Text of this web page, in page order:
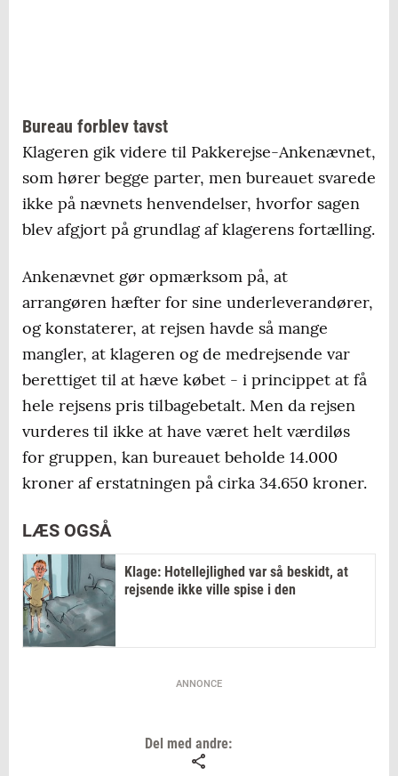
Bureau forblev tavst
Klageren gik videre til Pakkerejse-Ankenævnet,
som hører begge parter, men bureauet svarede
ikke på nævnets henvendelser, hvorfor sagen
blev afgjort på grundlag af klagerens fortælling.
Ankenævnet gør opmærksom på, at
arrangøren hæfter for sine underleverandører,
og konstaterer, at rejsen havde så mange
mangler, at klageren og de medrejsende var
berettiget til at hæve købet - i princippet at få
hele rejsens pris tilbagebetalt. Men da rejsen
vurderes til ikke at have været helt værdiløs
for gruppen, kan bureauet beholde 14.000
kroner af erstatningen på cirka 34.650 kroner.
LÆS OGSÅ
Klage: Hotellejlighed var så beskidt, at
rejsende ikke ville spise i den
ANNONCE
Del med andre: